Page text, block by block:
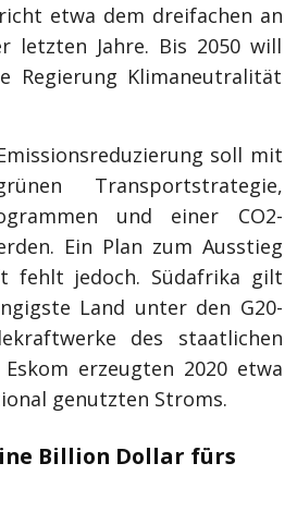
etwa dem dreifachen an
letzten Jahre. Bis 2050 will
Regierung Klimaneutralität
soll mit
Transportstrategie,
und einer CO2-
Ein Plan zum Ausstieg
fehlt jedoch. Südafrika gilt
Land unter den G20-
des staatlichen
Eskom erzeugten 2020 etwa
genutzten Stroms.
Billion Dollar fürs